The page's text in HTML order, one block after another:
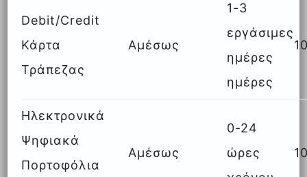
Debit/Credit
Κάρτα
Τράπεζας
Αμέσως
1-3
εργάσιμες
ημέρες
ημέρες
Ηλεκτρονικά
Ψηφιακά
Πορτοφόλια
Αμέσως
0-24
ώρες